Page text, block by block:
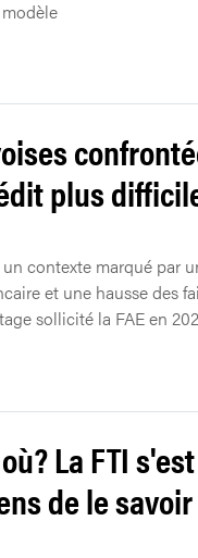
plus
un contexte marqué par
et une hausse des
sollicité la FAE en
La FTI s'est
de le savoir